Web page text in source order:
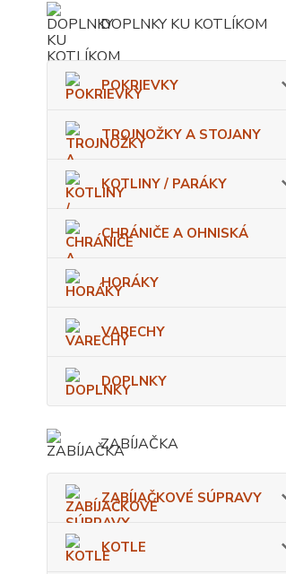
DOPLNKY KU KOTLÍKOM
POKRIEVKY
TROJNOŽKY A STOJANY
KOTLINY / PARÁKY
CHRÁNIČE A OHNISKÁ
HORÁKY
VARECHY
DOPLNKY
ZABÍJAČKA
ZABÍJAČKOVÉ SÚPRAVY
KOTLE